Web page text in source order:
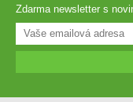
Zdarma newsletter s